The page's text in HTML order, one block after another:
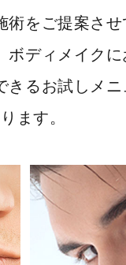
術をご提案さ
ボディメイク
きるお試しメ
ます。